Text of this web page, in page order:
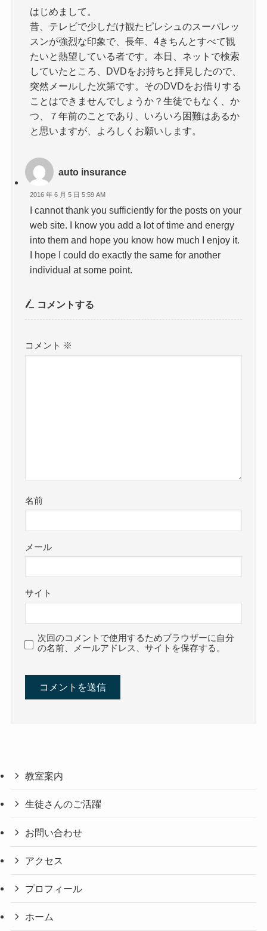
はじめまして。
昔、テレビで少しだけ観たピレシュのスーパレッ
スンが強烈な印象で、長年、4きちんとすべて観
たいと熱望している者です。本日、ネットで検索
していたところ、DVDをお持ちと拝見したので、
突然メールした次第です。そのDVDをお借りする
ことはできませんでしょうか？生徒でもなく、か
つ、７年前のことであり、いろいろ困難はあるか
と思いますが、よろしくお願いします。
auto insurance
2016 年 6 月 5 日 5:59 AM
I cannot thank you sufficiently for the posts on your
web site. I know you add a lot of time and energy
into them and hope you know how much I enjoy it.
I hope I could do exactly the same for another
individual at some point.
コメントする
コメント ※
名前
メール
サイト
次回のコメントで使用するためブラウザーに自分
の名前、メールアドレス、サイトを保存する。
教室案内
生徒さんのご活躍
お問い合わせ
アクセス
プロフィール
ホーム